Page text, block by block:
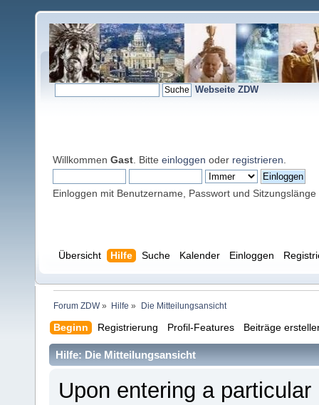
Webseite ZDW
Willkommen Gast . Bitte einloggen oder registrieren
Einloggen mit Benutzername, Passwort und Sitzungslänge
Übersicht Hilfe Suche Kalender Einloggen
Forum ZDW» Hilfe » Die Mitteilungsansicht
Beginn Registrierung Profil-Features Beiträge
Hilfe: Die Mitteilungsansicht
Upon entering a